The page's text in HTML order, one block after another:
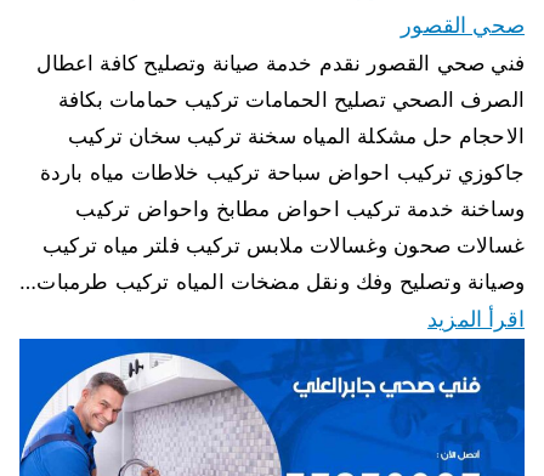
صحي القصور
فني صحي القصور نقدم خدمة صيانة وتصليح كافة اعطال
الصرف الصحي تصليح الحمامات تركيب حمامات بكافة
الاحجام حل مشكلة المياه سخنة تركيب سخان تركيب
جاكوزي تركيب احواض سباحة تركيب خلاطات مياه باردة
وساخنة خدمة تركيب احواض مطابخ واحواض تركيب
غسالات صحون وغسالات ملابس تركيب فلتر مياه تركيب
وصيانة وتصليح وفك ونقل مضخات المياه تركيب طرمبات…
اقرأ المزيد